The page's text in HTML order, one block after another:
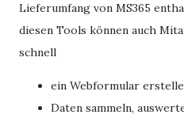
Lieferumfang von MS365
diesen Tools können auch
schnell
ein Webformular
Daten sammeln,